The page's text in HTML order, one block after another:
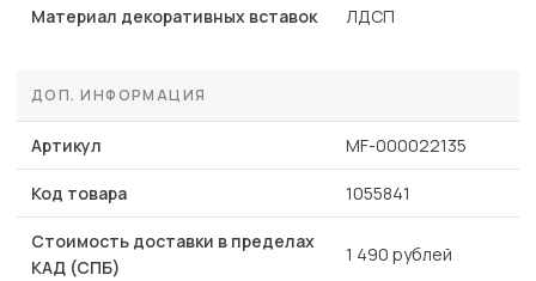
Материал декоративных вставок ЛДСП
ДОП. ИНФОРМАЦИЯ
Артикул MF-000022135
Код товара 1055841
Стоимость доставки в пределах
КАД (СПБ)
1 490 рублей